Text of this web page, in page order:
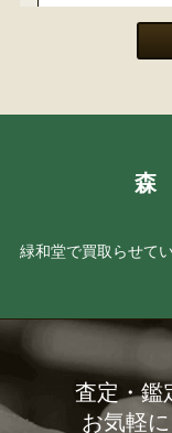
小室 翠雲
岸 竹堂
堅山 南風
森
緑和堂で買取らせて
査定・鑑
お気軽